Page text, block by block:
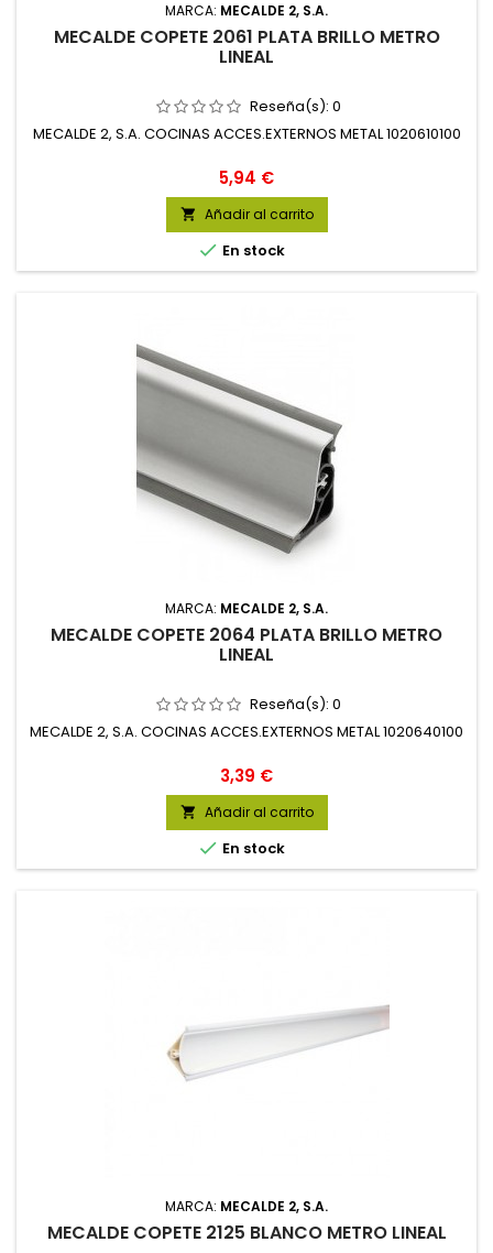
MARCA: MECALDE 2, S.A.
MECALDE COPETE 2061 PLATA BRILLO METRO
LINEAL
Reseña(s): 0
MECALDE 2, S.A. COCINAS ACCES.EXTERNOS METAL 1020610100
Precio
5,94 €
 Añadir al carrito
 En stock
MARCA: MECALDE 2, S.A.
MECALDE COPETE 2064 PLATA BRILLO METRO
LINEAL
Reseña(s): 0
MECALDE 2, S.A. COCINAS ACCES.EXTERNOS METAL 1020640100
Precio
3,39 €
 Añadir al carrito
 En stock
MARCA: MECALDE 2, S.A.
MECALDE COPETE 2125 BLANCO METRO LINEAL